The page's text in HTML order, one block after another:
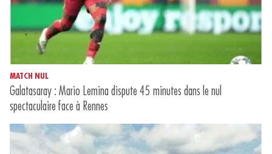
MATCH NUL
Galatasaray : Mario Lemina dispute 45 minutes dans le nul
spectaculaire face à Rennes